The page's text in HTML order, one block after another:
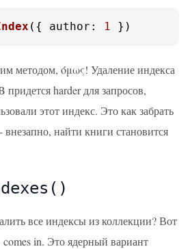
({ author : 1 })
методом, όμως! Удаление индекса
придется harder для запросов,
этот индекс. Это как забрать
внезапно, найти книги становится
все индексы из коллекции? Вот
comes in. Это ядерный вариант